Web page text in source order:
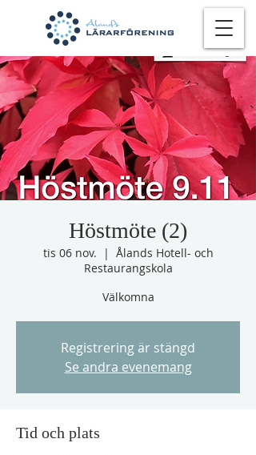
Höstmöte (2)
tis 06 nov.
  |
Ålands Hotell- och
Restaurangskola
Välkomna
Registrering är stängd
Se andra evenemang
Tid och plats